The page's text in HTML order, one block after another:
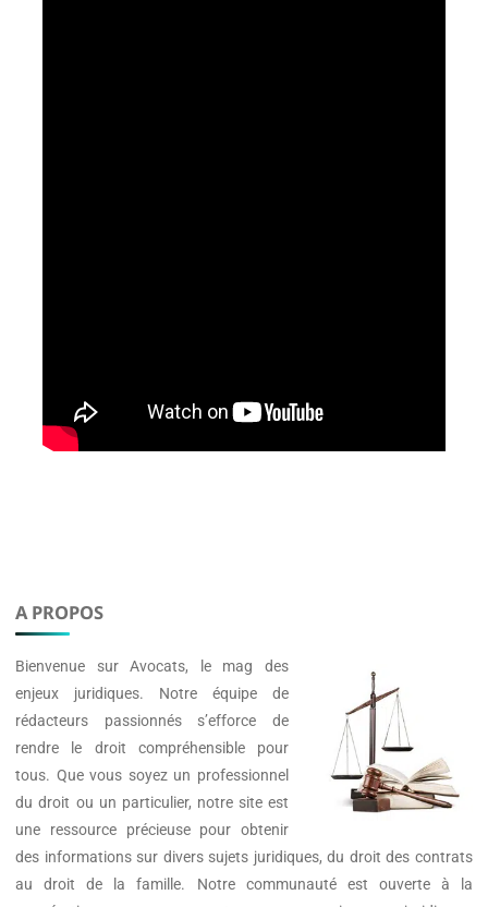
A PROPOS
Bienvenue surAvocats, le mag des
enjeux juridiques. Notre équipe de
rédacteurs passionnés s’efforce de
rendre le droit compréhensible pour
tous. Que vous soyez un professionnel
du droit ou un particulier, notre site est
une ressource précieuse pour obtenir
des informations sur divers sujets juridiques, du droit des contrats
au droit de la famille. Notre communauté est ouverte à la